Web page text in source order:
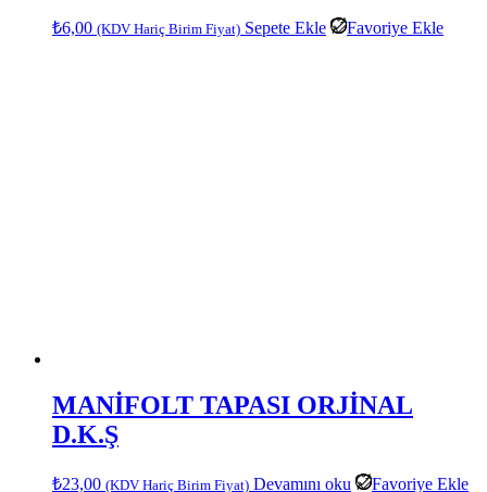
₺6,00 (KDV Hariç Birim Fiyat) Sepete Ekle Favoriye Ekle
MANİFOLT TAPASI ORJİNAL
D.K.Ş
₺23,00 (KDV Hariç Birim Fiyat) Devamını oku Favoriye Ekle